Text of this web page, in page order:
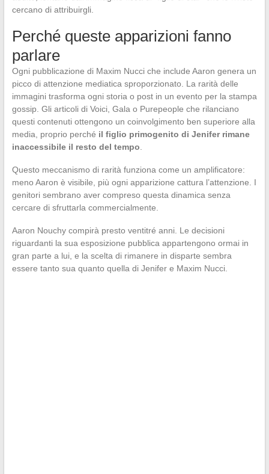
cercano di attribuirgli.
Perché queste apparizioni fanno
parlare
Ogni pubblicazione di Maxim Nucci che include Aaron genera un
picco di attenzione mediatica sproporzionato. La rarità delle
immagini trasforma ogni storia o post in un evento per la stampa
gossip. Gli articoli di Voici, Gala o Purepeople che rilanciano
questi contenuti ottengono un coinvolgimento ben superiore alla
media, proprio perché il figlio primogenito di Jenifer rimane
inaccessibile il resto del tempo
Questo meccanismo di rarità funziona come un amplificatore:
meno Aaron è visibile, più ogni apparizione cattura l’attenzione. I
genitori sembrano aver compreso questa dinamica senza
cercare di sfruttarla commercialmente.
Aaron Nouchy compirà presto ventitré anni. Le decisioni
riguardanti la sua esposizione pubblica appartengono ormai in
gran parte a lui, e la scelta di rimanere in disparte sembra
essere tanto sua quanto quella di Jenifer e Maxim Nucci.